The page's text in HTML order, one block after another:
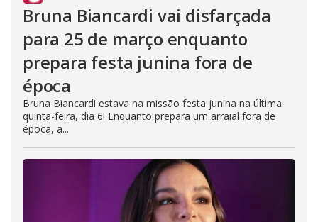
Bruna Biancardi vai disfarçada
para 25 de março enquanto
prepara festa junina fora de
época
Bruna Biancardi estava na missão festa junina na última
quinta-feira, dia 6! Enquanto prepara um arraial fora de
época, a...